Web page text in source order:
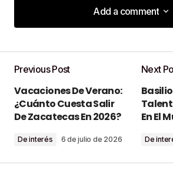
Add a comment
Add a comment
publicada. Los campos
marcados con*
Comment*
Previous Post
Vacaciones De Verano:
¿Cuánto Cuesta Salir
De Zacatecas En 2026?
De interés 6 de julio de 2026
Next
En El
De